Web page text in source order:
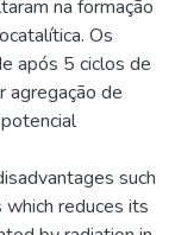
na formação
Os
após 5 ciclos de
agregação de
such
reduces its